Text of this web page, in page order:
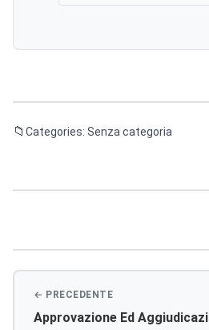
Categories: Senza categoria
Approvazione Ed